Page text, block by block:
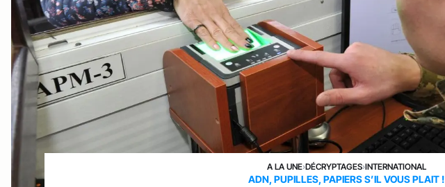
A LA UNE›DÉCRYPTAGES›INTERNATIONAL
ADN, PUPILLES, PAPIERS S’IL VOUS PLAIT !